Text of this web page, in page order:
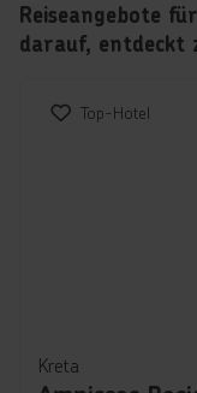
Reiseangebote
darauf, entdeckt
Top-Hotel
Kreta